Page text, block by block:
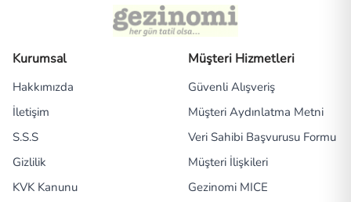
Kurumsal
Hakkımızda
İletişim
S.S.S
Gizlilik
KVK Kanunu
Müşteri Hizmetleri
Güvenli Alışveriş
Müşteri Aydınlatma Metni
Veri Sahibi Başvurusu Formu
Müşteri İlişkileri
Gezinomi MICE